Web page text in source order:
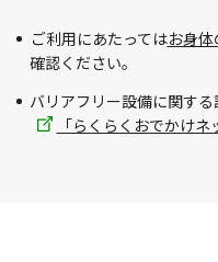
ご利用にあたってはお身体
確認ください。
バリアフリー設備に関す
「らくらくおでかけ